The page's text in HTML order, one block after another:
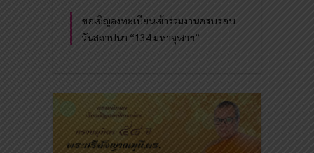
ขอเชิญลงทะเบียนเข้าร่วมงานครบรอบ
วันสถาปนา “134 มหาจุฬาฯ”